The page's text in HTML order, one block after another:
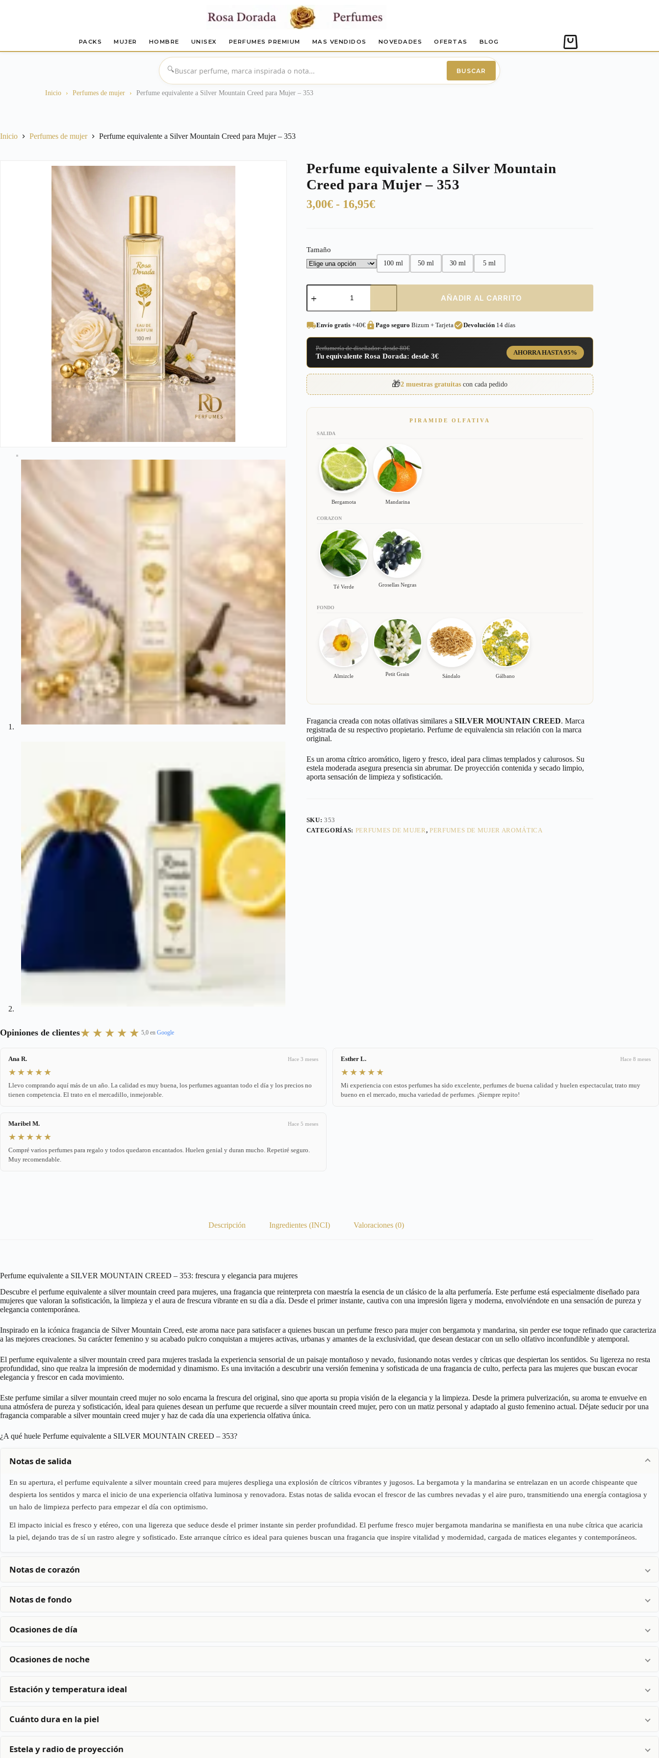
PACKS MUJER HOMBRE UNISEX PERFUMES PREMIUM MAS VENDIDOS NOVEDADES OFERTAS BLOG
Carro
de
🔍 BUSCAR
Inicio › Perfumes de mujer › Perfume equivalente a Silver Mountain Creed para Mujer – 353
Inicio Perfumes de mujer Perfume equivalente a Silver Mountain Creed para Mujer – 353
Perfume equivalente a Silver Mountain
Creed para Mujer – 353
3,00€ - 16,95€Rango
3,00€
hasta
16,95€
Tamaño
100 ml 50 ml 30 ml 5 ml
Perfume
equivalente
Silver
Mountain
Creed
para
Mujer
353
AÑADIR AL CARRITO
Envío gratis+40€ Pago seguro Bizum + Tarjeta Devolución14 días
Perfumería de diseñador: desde 80€
Tu equivalente Rosa Dorada: desde 3€ AHORRA HASTA 95%
🎁2 muestras gratuitas con cada pedido
PIRAMIDE OLFATIVA
SALIDA
Bergamota Mandarina
CORAZON
Té Verde Grosellas Negras
FONDO
Almizcle Petit Grain Sándalo Gálbano
Fragancia creada con notas olfativas similares a SILVER MOUNTAIN CREED. Marca
registrada de su respectivo propietario. Perfume de equivalencia sin relación con la marca
original.
Es un aroma cítrico aromático, ligero y fresco, ideal para climas templados y calurosos. Su
estela moderada asegura presencia sin abrumar. De proyección contenida y secado limpio,
aporta sensación de limpieza y sofisticación.
SKU:353
CATEGORÍAS: PERFUMES DE MUJER, PERFUMES DE MUJER AROMÁTICA
Opiniones de clientes★★★★★ 5,0 en Google
Ana R. Hace 3 meses
★★★★★
Llevo comprando aquí más de un año. La calidad es muy buena, los perfumes aguantan todo el día y los precios no
tienen competencia. El trato en el mercadillo, inmejorable.
Esther L. Hace 8 meses
★★★★★
Mi experiencia con estos perfumes ha sido excelente, perfumes de buena calidad y huelen espectacular, trato muy
bueno en el mercado, mucha variedad de perfumes. ¡Siempre repito!
Maribel M. Hace 5 meses
★★★★★
Compré varios perfumes para regalo y todos quedaron encantados. Huelen genial y duran mucho. Repetiré seguro.
Muy recomendable.
Descripción Ingredientes (INCI) Valoraciones (0)
Perfume equivalente a SILVER MOUNTAIN CREED – 353: frescura y elegancia para mujeres
Descubre el perfume equivalente a silver mountain creed para mujeres, una fragancia que reinterpreta con maestría la esencia de un clásico de la alta perfumería. Este perfume está especialmente diseñado para
mujeres que valoran la sofisticación, la limpieza y el aura de frescura vibrante en su día a día. Desde el primer instante, cautiva con una impresión ligera y moderna, envolviéndote en una sensación de pureza y
elegancia contemporánea.
Inspirado en la icónica fragancia de Silver Mountain Creed, este aroma nace para satisfacer a quienes buscan un perfume fresco para mujer con bergamota y mandarina, sin perder ese toque refinado que caracteriza
a las mejores creaciones. Su carácter femenino y su acabado pulcro conquistan a mujeres activas, urbanas y amantes de la exclusividad, que desean destacar con un sello olfativo inconfundible y atemporal.
El perfume equivalente a silver mountain creed para mujeres traslada la experiencia sensorial de un paisaje montañoso y nevado, fusionando notas verdes y cítricas que despiertan los sentidos. Su ligereza no resta
profundidad, sino que realza la impresión de modernidad y dinamismo. Es una invitación a descubrir una versión femenina y sofisticada de una fragancia de culto, perfecta para las mujeres que buscan evocar
elegancia y frescor en cada movimiento.
Este perfume similar a silver mountain creed mujer no solo encarna la frescura del original, sino que aporta su propia visión de la elegancia y la limpieza. Desde la primera pulverización, su aroma te envuelve en
una atmósfera de pureza y sofisticación, ideal para quienes desean un perfume que recuerde a silver mountain creed mujer, pero con un matiz personal y adaptado al gusto femenino actual. Déjate seducir por una
fragancia comparable a silver mountain creed mujer y haz de cada día una experiencia olfativa única.
¿A qué huele Perfume equivalente a SILVER MOUNTAIN CREED – 353?
Notas de salida
En su apertura, el perfume equivalente a silver mountain creed para mujeres despliega una explosión de cítricos vibrantes y jugosos. La bergamota y la mandarina se entrelazan en un acorde chispeante que
despierta los sentidos y marca el inicio de una experiencia olfativa luminosa y renovadora. Estas notas de salida evocan el frescor de las cumbres nevadas y el aire puro, transmitiendo una energía contagiosa y
un halo de limpieza perfecto para empezar el día con optimismo.
El impacto inicial es fresco y etéreo, con una ligereza que seduce desde el primer instante sin perder profundidad. El perfume fresco mujer bergamota mandarina se manifiesta en una nube cítrica que acaricia
la piel, dejando tras de sí un rastro alegre y sofisticado. Este arranque cítrico es ideal para quienes buscan una fragancia que inspire vitalidad y modernidad, cargada de matices elegantes y contemporáneos.
Notas de corazón
Notas de fondo
Ocasiones de día
Ocasiones de noche
Estación y temperatura ideal
Cuánto dura en la piel
Estela y radio de proyección